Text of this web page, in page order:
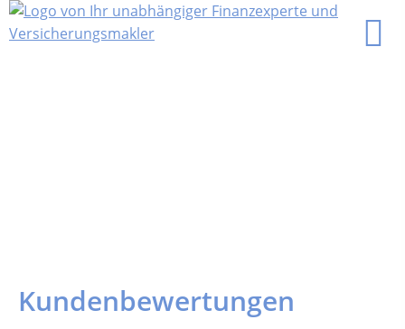
Kundenbewertungen